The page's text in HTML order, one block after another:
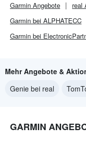
Garmin Angebote real
Garmin bei ALPHATECC
Garmin bei
Mehr Angebote &
Genie bei real
GARMIN